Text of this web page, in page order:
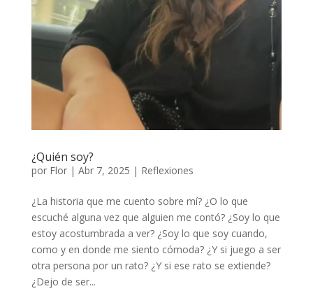
¿Quién soy?
por Flor| Abr 7, 2025 | Reflexiones
¿La historia que me cuento sobre mí? ¿O lo que
escuché alguna vez que alguien me contó? ¿Soy lo que
estoy acostumbrada a ver? ¿Soy lo que soy cuando,
como y en donde me siento cómoda? ¿Y si juego a ser
otra persona por un rato? ¿Y si ese rato se extiende?
¿Dejo de ser...